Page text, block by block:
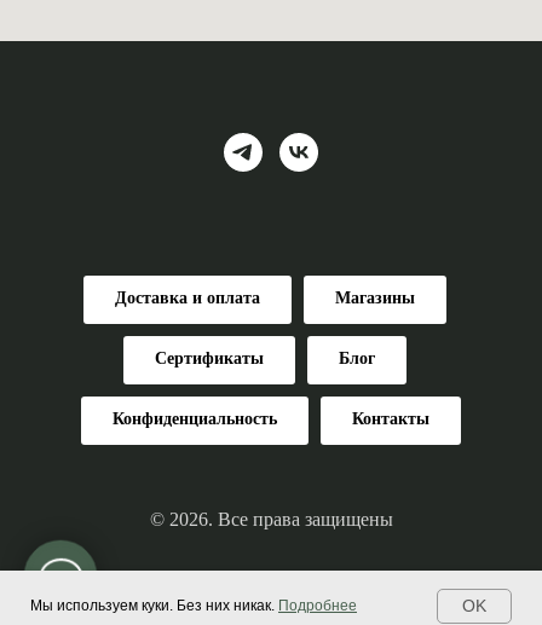
Доставка и оплата Магазины
Сертификаты Блог
Конфиденциальность Контакты
© 2026. Все права защищены
Мы используем куки. Без них никак. Подробнее OK